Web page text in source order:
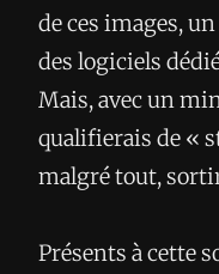
de ces images,
des logiciels
Mais, avec un
qualifierais de «
malgré tout,
Présents à cette